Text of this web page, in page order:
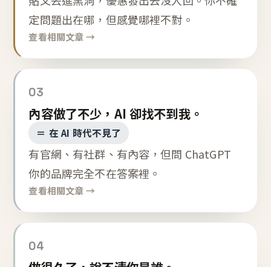
定問題出在哪，但感覺哪裡不對。
查看相關文章 →
03
內容做了不少，AI 卻找不到我。
＝ 在 AI 時代不見了
有官網、有社群、有內容，但問 ChatGPT
你的品牌完全不在答案裡。
查看相關文章 →
04